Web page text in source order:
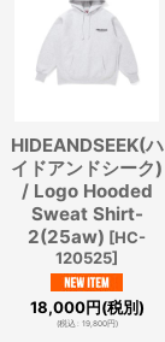
HIDEANDSEEK(ハ
イドアンドシーク)
/ Logo Hooded
Sweat Shirt-
2(25aw) [HC-
120525]
18,000円(税別)
(税込: 19,800円)